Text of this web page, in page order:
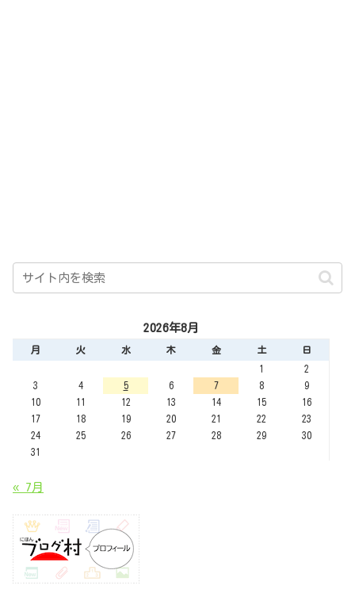
2026年8月
月 火 水 木 金 土
日
1
2
3
4 5 6 7 8
9
10
11 12 13 14 15
16
17
18 19 20 21 22
23
24
25 26 27 28 29
30
31
« 7月